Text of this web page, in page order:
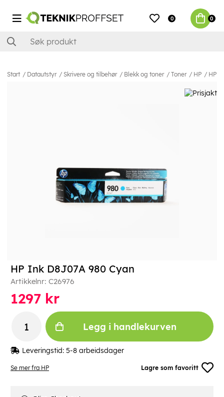
0 0
Start Datautstyr Skrivere og tilbehør Blekk og toner Toner HP HP
Se mer fra HP Lagre som favoritt
HP Ink D8J07A 980 Cyan
Artikkelnr: C26976
1297 kr
Legg i handlekurven
Leveringstid: 5-8 arbeidsdager